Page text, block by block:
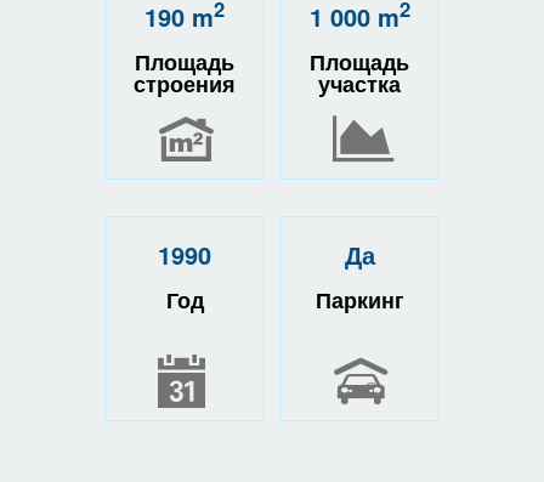
190 m2
Площадь
строения
1 000 m2
Площадь
участка
1990
Год
Да
Паркинг